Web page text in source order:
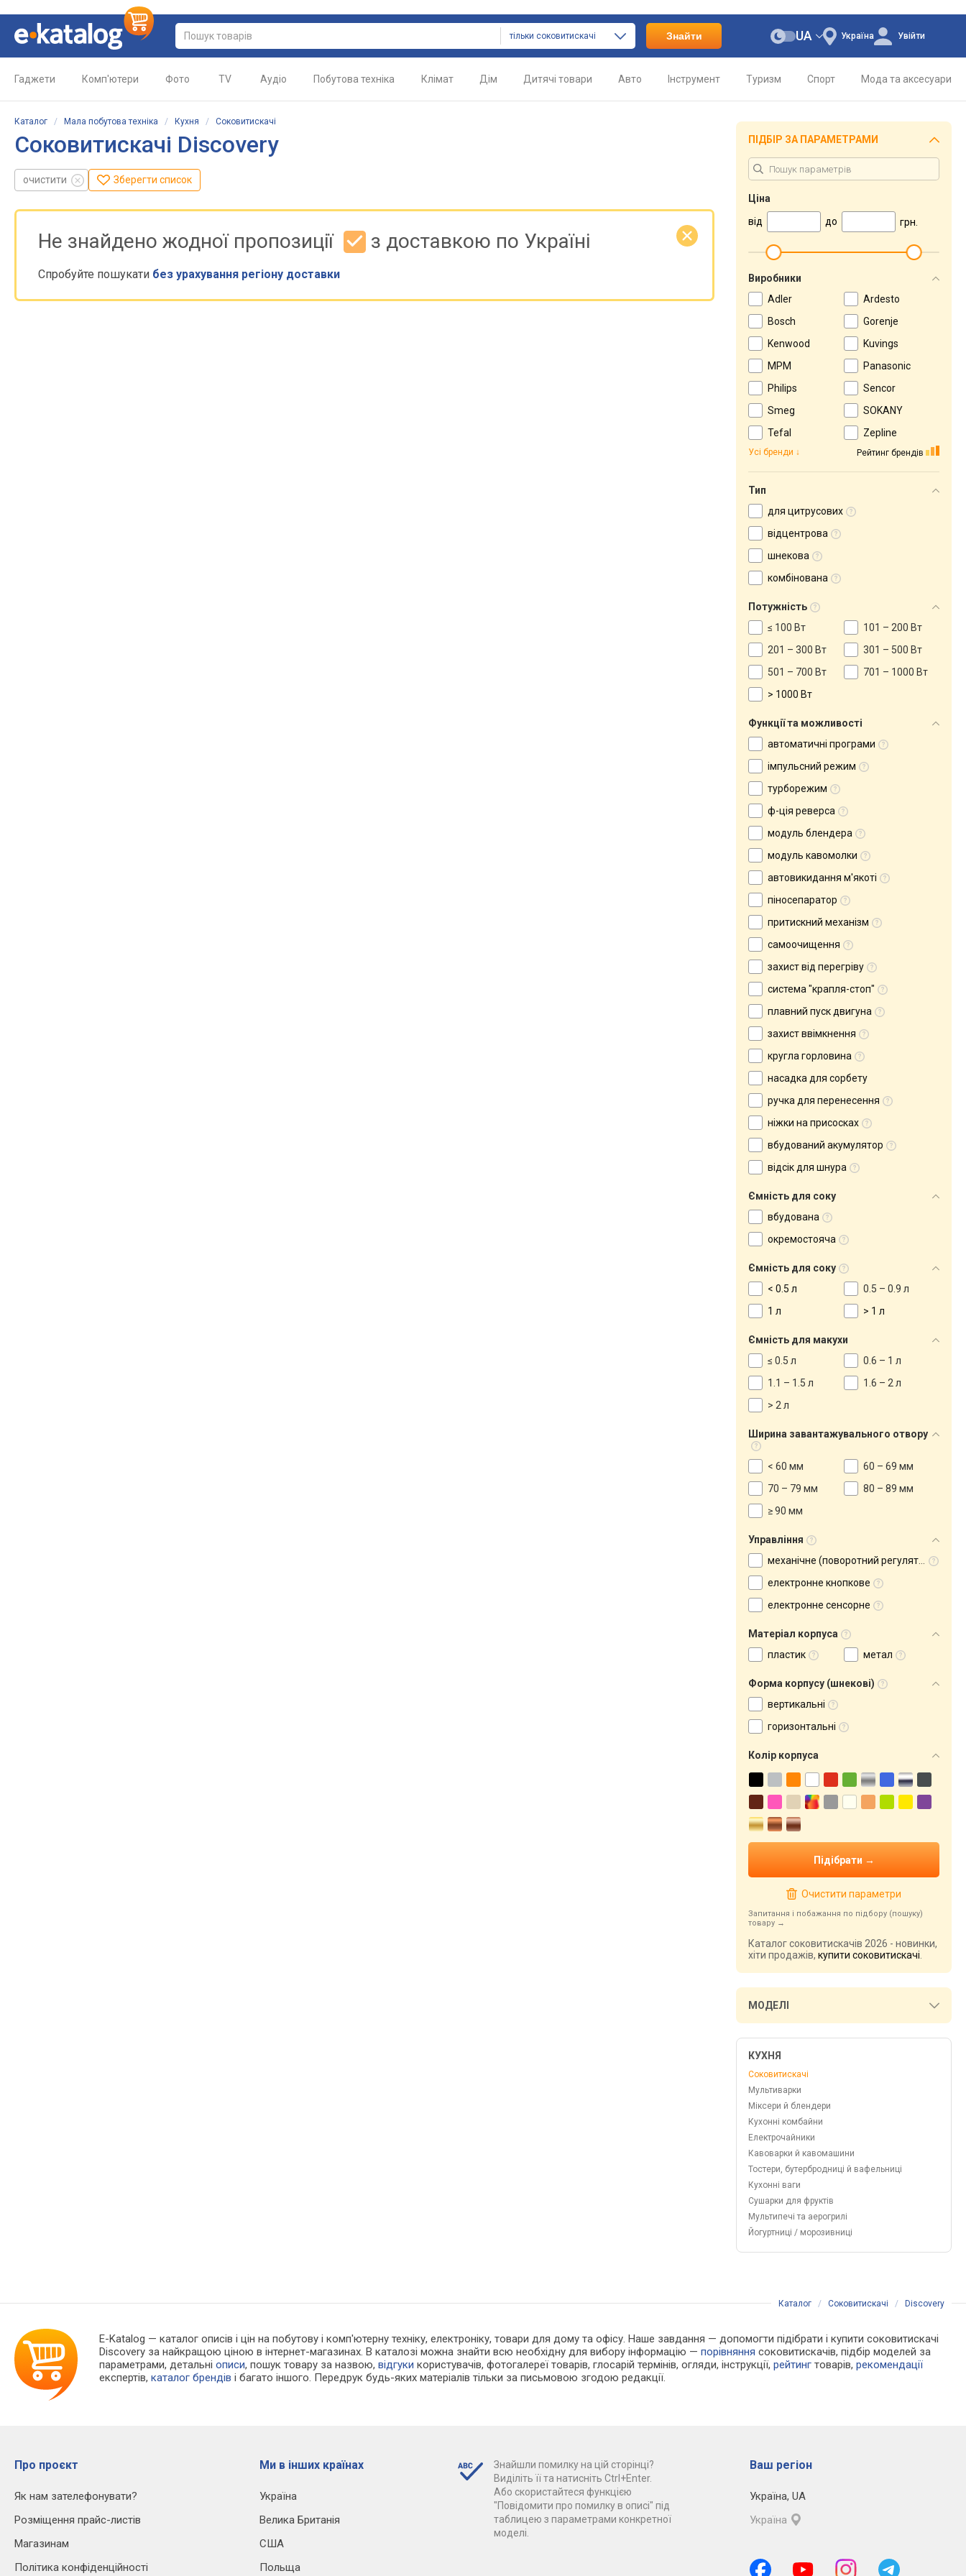
тільки соковитискачі Знайти Україна
UA Увійти
Гаджети Комп'ютери Фото TV Аудіо Побутова техніка Клімат Дім Дитячі товари Авто Інструмент Туризм Спорт Мода та аксесуари
Каталог / Мала побутова техніка / Кухня / Соковитискачі
Соковитискачі Discovery
очистити Зберегти список
Не знайдено жодної пропозиції з доставкою по Україні
Спробуйте пошукати без урахування регіону доставки
ПІДБІР ЗА ПАРАМЕТРАМИ
Ціна
від
до грн.
Виробники
Adler
Ardesto
Bosch
Gorenje
Kenwood
Kuvings
MPM
Panasonic
Philips
Sencor
Smeg
SOKANY
Tefal
Zepline
Рейтинг брендів
Усі бренди
Тип
для цитрусових
відцентрова
шнекова
комбінована
Потужність
≤ 100 Вт
101 – 200 Вт
201 – 300 Вт
301 – 500 Вт
501 – 700 Вт
701 – 1000 Вт
> 1000 Вт
Функції та можливості
автоматичні програми
імпульсний режим
турборежим
ф-ція реверса
модуль блендера
модуль кавомолки
автовикидання м'якоті
піносепаратор
притискний механізм
самоочищення
захист від перегріву
система "крапля-стоп"
плавний пуск двигуна
захист ввімкнення
кругла горловина
насадка для сорбету
ручка для перенесення
ніжки на присосках
вбудований акумулятор
відсік для шнура
Ємність для соку
вбудована
окремостояча
Ємність для соку
< 0.5 л
0.5 – 0.9 л
1 л
> 1 л
Ємність для макухи
≤ 0.5 л
0.6 – 1 л
1.1 – 1.5 л
1.6 – 2 л
> 2 л
Ширина завантажувального отвору
< 60 мм
60 – 69 мм
70 – 79 мм
80 – 89 мм
≥ 90 мм
Управління
механічне (поворотний регулятор)
електронне кнопкове
електронне сенсорне
Матеріал корпуса
пластик
метал
Форма корпусу (шнекові)
вертикальні
горизонтальні
Колір корпуса
Очистити параметри
Запитання і побажання по підбору (пошуку)
товару
Каталог соковитискачів 2026 - новинки,
хіти продажів, купити соковитискачі
МОДЕЛІ
КУХНЯ
Соковитискачі
Мультиварки
Міксери й блендери
Кухонні комбайни
Електрочайники
Кавоварки й кавомашини
Тостери, бутербродниці й вафельниці
Кухонні ваги
Сушарки для фруктів
Мультипечі та аерогрилі
Йогуртниці / морозивниці
Каталог / Соковитискачі / Discovery
E-Katalog — каталог описів і цін на побутову і комп'ютерну техніку, електроніку, товари для дому та офісу. Наше завдання — допомогти підібрати і купити соковитискачі
Discovery за найкращою ціною в інтернет-магазинах. В каталозі можна знайти всю необхідну для вибору інформацію —порівняння соковитискачів, підбір моделей за
параметрами, детальніописи, пошук товару за назвою,відгуки користувачів, фотогалереї товарів, глосарій термінів, огляди, інструкції,рейтинг товарів,рекомендації
експертів,каталог брендів і багато іншого. Передрук будь-яких матеріалів тільки за письмовою згодою редакції.
Про проєкт
Як нам зателефонувати?
Розміщення прайс-листів
Магазинам
Політика конфіденційності
Ми в інших країнах
Україна
Велика Британія
США
Польща
Знайшли помилку на цій сторінці?
Виділіть її та натисніть Ctrl+Enter.
Або скористайтеся функцією
"Повідомити про помилку в описі" під
таблицею з параметрами конкретної
моделі.
Ваш регіон
Україна, UA
Україна